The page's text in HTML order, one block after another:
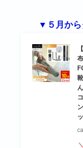
▼５月から